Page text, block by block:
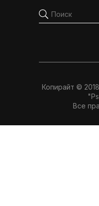
Копирайт ©
Все